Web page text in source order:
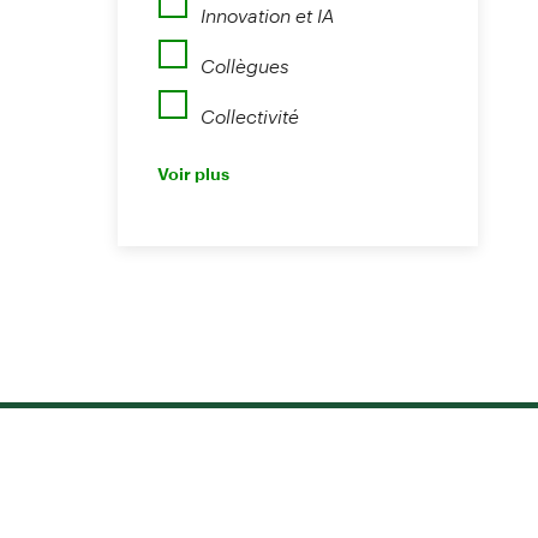
Collègues
Collectivité
Perspectives
Voir plus